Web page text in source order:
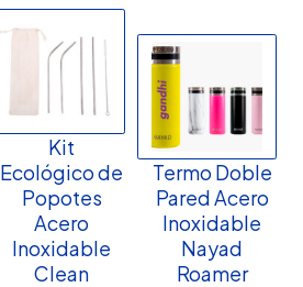
Kit
Ecológico de
Popotes
Acero
Inoxidable
Clean
Termo Doble
Pared Acero
Inoxidable
Nayad
Roamer